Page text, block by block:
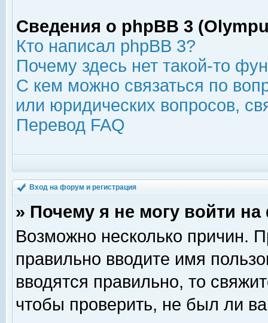
Сведения о phpBB 3
Кто написал phpBB 3?
Почему здесь нет такой-то
С кем можно связаться по
или юридических вопросов,
Перевод FAQ
Вход на форум и регистрация
» Почему я не могу войти
Возможно несколько причин.
правильно вводите имя
вводятся правильно, то
чтобы проверить, не был ли